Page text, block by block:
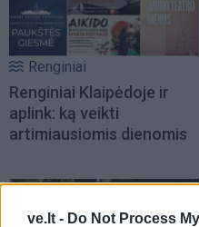
ve.lt - Do Not Process
Renginiai
Renginiai Klaipėdoje ir
aplink: ką veikti
artimiausiomis dienomis